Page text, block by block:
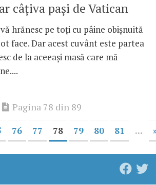
câțiva pași de Vatican
hrănesc pe toți cu pâine obișnuită
face. Dar acest cuvânt este partea
de la aceeași masă care mă
Pagina 78 din 89
76 77 78 79 80 81 ...